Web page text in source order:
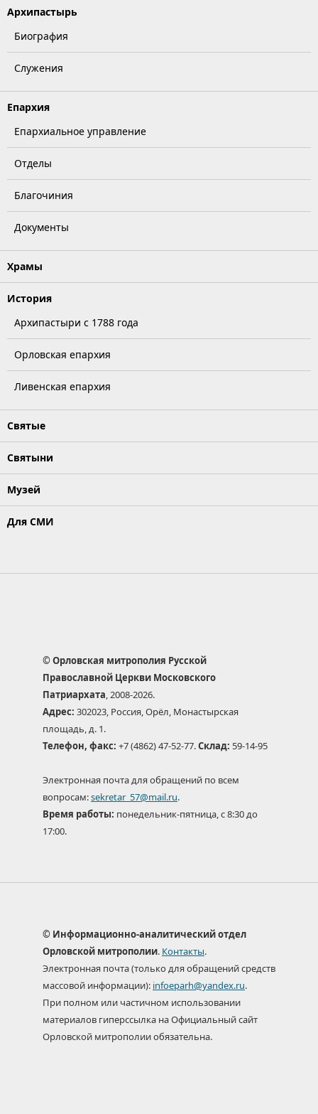
Архипастырь
Биография
Служения
Епархия
Епархиальное управление
Отделы
Благочиния
Документы
Храмы
История
Архипастыри с 1788 года
Орловская епархия
Ливенская епархия
Святые
Святыни
Музей
Для СМИ
© Орловская митрополия Русской
Православной Церкви Московского
Патриархата, 2008-2026.
Адрес: 302023, Россия, Орёл, Монастырская
площадь, д. 1.
Телефон, факс: +7 (4862) 47-52-77.Склад: 59-14-95
Электронная почта для обращений по всем
вопросам:sekretar_57@mail.ru.
Время работы: понедельник-пятница, с 8:30 до
17:00.
© Информационно-аналитический отдел
Орловской митрополии. Контакты.
Электронная почта (только для обращений средств
массовой информации): infoeparh@yandex.ru.
При полном или частичном использовании
материалов гиперссылка на Официальный сайт
Орловской митрополии обязательна.